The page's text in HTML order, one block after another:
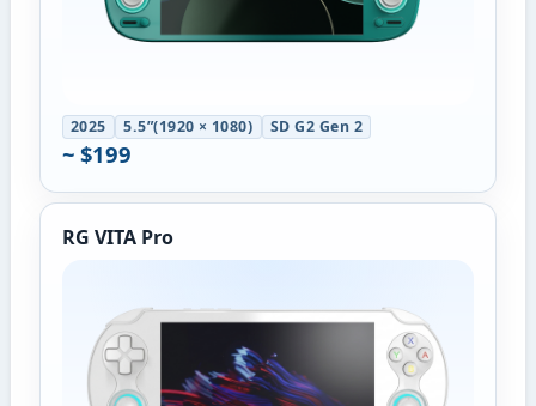
2025 5.5”(1920 × 1080) SD G2 Gen 2
~ $199
RG VITA Pro